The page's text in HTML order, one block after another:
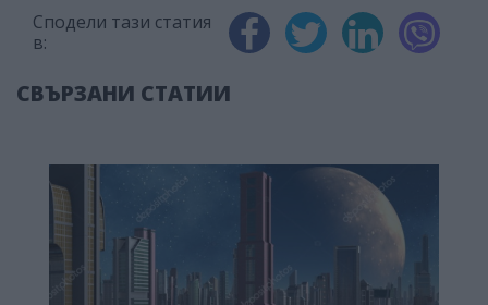
Сподели тази статия
в:
СВЪРЗАНИ СТАТИИ